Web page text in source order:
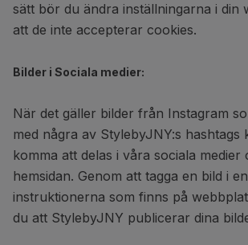
sätt bör du ändra inställningarna i din
att de inte accepterar cookies.
Bilder i Sociala medier:
När det gäller bilder från Instagram
med några av StylebyJNY:s hashtags
komma att delas i våra sociala medier
hemsidan. Genom att tagga en bild i
instruktionerna som finns på
du att StylebyJNY publicerar dina